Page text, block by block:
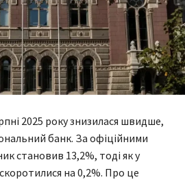
2025 року знизилася швидше,
банк. За офіційними
становив 13,2%, тоді як у
на 0,2%. Про це